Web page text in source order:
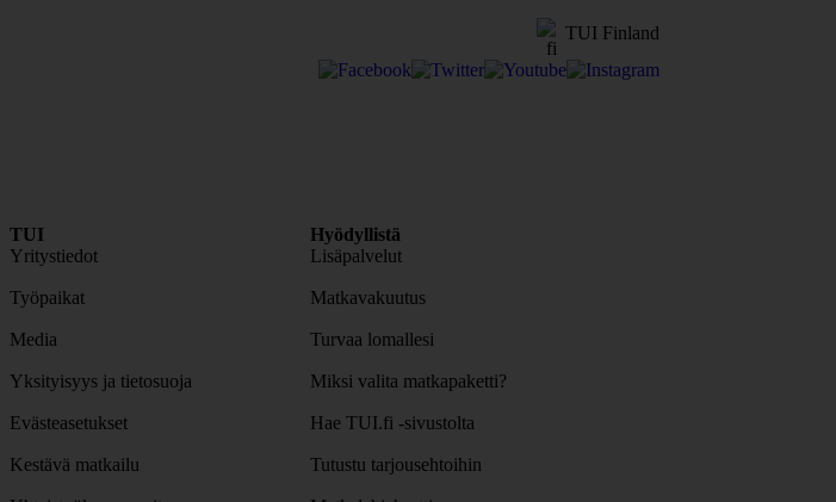
TUI Finland
TUI
Yritystiedot
Työpaikat
Media
Yksityisyys ja tietosuoja
Evästeasetukset
Kestävä matkailu
Hyödyllistä
Lisäpalvelut
Matkavakuutus
Turvaa lomallesi
Miksi valita matkapaketti?
Hae TUI.fi -sivustolta
Tutustu tarjousehtoihin